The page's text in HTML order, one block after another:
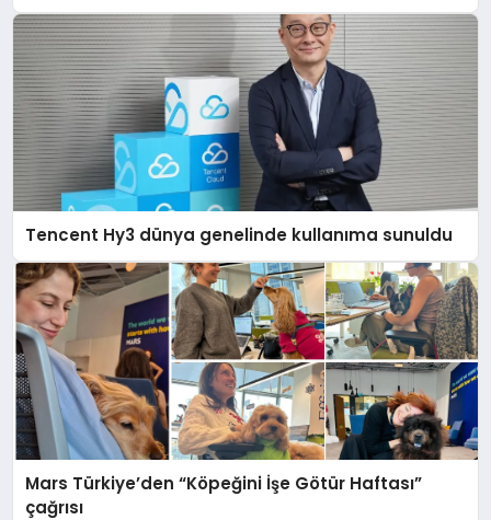
Tencent Hy3 dünya genelinde kullanıma sunuldu
Mars Türkiye’den “Köpeğini İşe Götür Haftası”
çağrısı